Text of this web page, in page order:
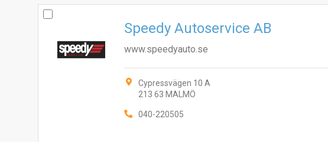
Speedy Autoservice AB
www.speedyauto.se
Cypressvägen 10 A
213 63 MALMÖ
040-220505